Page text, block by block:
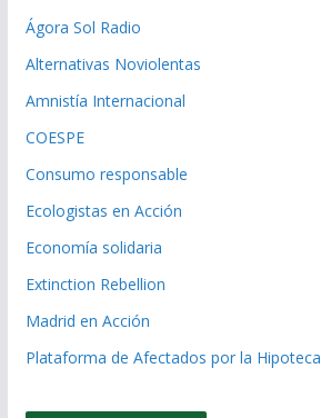
Ágora Sol Radio
Alternativas Noviolentas
Amnistía Internacional
COESPE
Consumo responsable
Ecologistas en Acción
Economía solidaria
Extinction Rebellion
Madrid en Acción
Plataforma de Afectados por la Hipoteca